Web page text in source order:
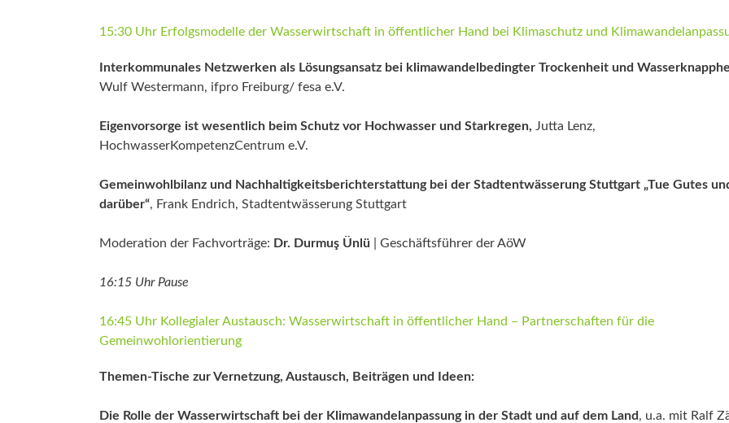
15:30 Uhr Erfolgsmodelle der Wasserwirtschaft in öffentlicher Hand bei Klimaschutz und
Interkommunales Netzwerken als Lösungsansatz bei klimawandelbedingter Trockenheit und
Wulf Westermann, ifpro Freiburg/ fesa e.V.
Eigenvorsorge ist wesentlich beim Schutz vor Hochwasser und Starkregen, Jutta Lenz,
HochwasserKompetenzCentrum e.V.
Gemeinwohlbilanz und Nachhaltigkeitsberichterstattung bei der Stadtentwässerung Stuttgart „Tue Gutes
darüber“, Frank Endrich, Stadtentwässerung Stuttgart
Moderation der Fachvorträge: Dr. Durmuş Ünlü | Geschäftsführer der AöW
16:15 Uhr Pause
16:45 Uhr Kollegialer Austausch: Wasserwirtschaft in öffentlicher Hand – Partnerschaften für die
Gemeinwohlorientierung
Themen-Tische zur Vernetzung, Austausch, Beiträgen und Ideen:
Die Rolle der Wasserwirtschaft bei der Klimawandelanpassung in der Stadt und auf dem Land , u.a. mit Ralf